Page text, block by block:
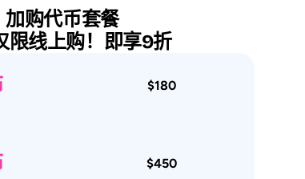
加购代币套餐
限线上购！即享9折
$180
$450